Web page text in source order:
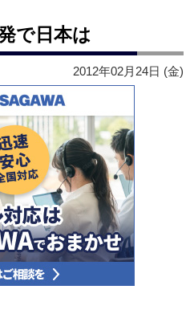
で日本は
2012年02月24日 (金)